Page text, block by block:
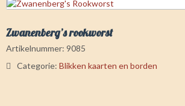
Zwanenberg’s rookworst
Artikelnummer: 9085
Categorie: Blikken kaarten en borden